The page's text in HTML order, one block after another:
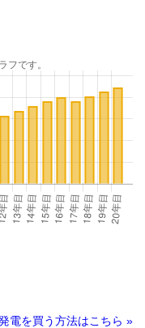
フです。
電を買う方法はこちら »